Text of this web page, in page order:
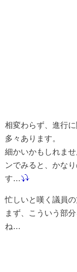
相変わらず、進行
多々あります。
細かいかもしれま
ンでみると、かな
す…
忙しいと嘆く議員
まず、こういう部
ね…